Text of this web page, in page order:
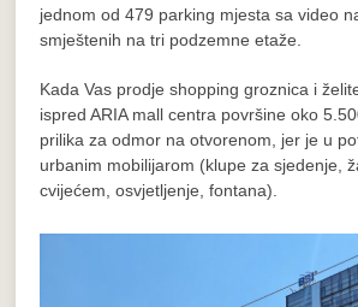
jednom od 479 parking mjesta sa video
smještenih na tri podzemne etaže.
Kada Vas prodje shopping groznica i
ispred ARIA mall centra površine oko
prilika za odmor na otvorenom, jer je u
urbanim mobilijarom (klupe za sjedenje,
cvijećem, osvjetljenje, fontana).